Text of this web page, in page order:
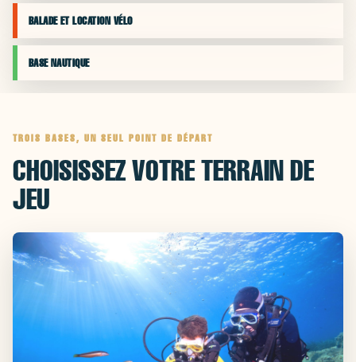
BALADE ET LOCATION VÉLO
BASE NAUTIQUE
TROIS BASES, UN SEUL POINT DE DÉPART
CHOISISSEZ VOTRE TERRAIN DE
JEU